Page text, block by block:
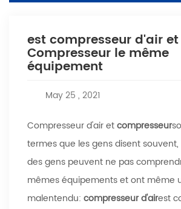
est compresseur d'air et
Compresseur le même
équipement
May 25 , 2021
Compresseur d'air etcompresseur
termes que les gens disent
des gens peuvent ne pas
mêmes équipements et ont même
malentendu: compresseur d'airest